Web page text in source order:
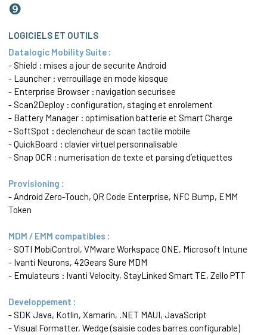
❾
LOGICIELS ET OUTILS
Datalogic Mobility Suite :
- Shield : mises a jour de securite Android
- Launcher : verrouillage en mode kiosque
- Enterprise Browser : navigation securisee
- Scan2Deploy : configuration, staging et enrolement
- Battery Manager : optimisation batterie et Smart Charge
- SoftSpot : declencheur de scan tactile mobile
- QuickBoard : clavier virtuel personnalisable
- Snap OCR : numerisation de texte et parsing d’etiquettes
Provisioning :
- Android Zero-Touch, QR Code Enterprise, NFC Bump, EMM
Token
MDM / EMM compatibles :
- SOTI MobiControl, VMware Workspace ONE, Microsoft Intune
- Ivanti Neurons, 42Gears Sure MDM
- Emulateurs : Ivanti Velocity, StayLinked Smart TE, Zello PTT
Developpement :
- SDK Java, Kotlin, Xamarin, .NET MAUI, JavaScript
- Visual Formatter, Wedge(saisie codes barres configurable)